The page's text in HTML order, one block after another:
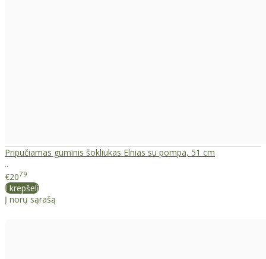
Pripučiamas guminis šokliukas Elnias su pompa, 51 cm
..
€2079
Į krepšelį
Į norų sąrašą